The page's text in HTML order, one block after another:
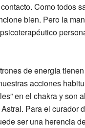
Como todos
bien. Pero la
de energía
acciones
en el chakra y son
Para el curador
ser una herencia